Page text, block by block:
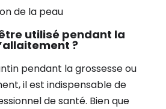
de la peau
utilisé pendant la
?
pendant la grossesse ou
il est indispensable de
de santé. Bien que